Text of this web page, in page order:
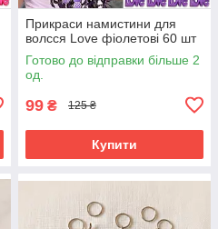
Прикраси намистини для
волсся Love фіолетові 60 шт
Готово до відправки більше 2
од.
99 ₴ 125 ₴
Купити